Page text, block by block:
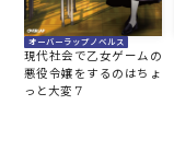
オーバーラップノベルス
現代社会で乙女ゲームの
悪役令嬢をするのはちょ
っと大変 7